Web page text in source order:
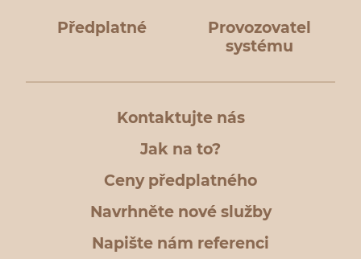
Předplatné
Provozovatel
systému
Kontaktujte nás
Jak na to?
Ceny předplatného
Navrhněte nové služby
Napište nám referenci